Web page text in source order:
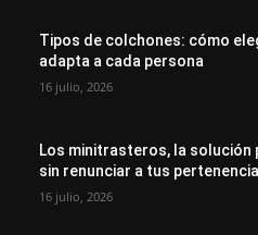
Tipos de colchones: cómo
adapta a cada persona
16 julio, 2026
Los minitrasteros, la solución
sin renunciar a tus
16 julio, 2026